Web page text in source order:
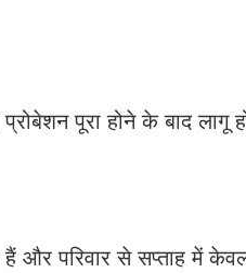
पूरा होने के बाद लागू
और परिवार से सप्ताह में